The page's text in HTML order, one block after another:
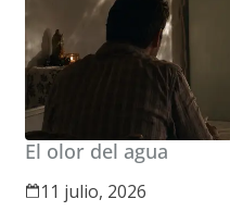
El olor del agua
11 julio, 2026